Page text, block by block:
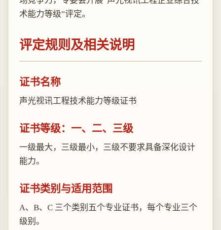
术能力等级”评定。
评定规则及相关说明
证书名称
声光视讯工程技术能力等级证书
证书等级：一、二、三级
一级最大，三级最小，三级不要求具备深化设计
能力。
证书类别与适用范围
A、B、C 三个类别五个专业证书，每个专业三个
级别。